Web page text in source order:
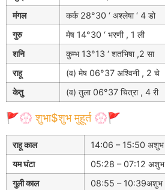
मंगल
कर्क 28°30 ‘ अश्लेषा ‘ 4 डो
गुरु
मेष 14°30 ‘ भरणी , 1 ली
शनि
कुम्भ 13°13 ‘ शतभिषा ,2 सा
राहू
(व) मेष 06°37 अश्विनी , 2 चे
केतु
(व) तुला 06°37 चित्रा , 4 री
🚩💮 शुभा$शुभ मुहूर्त 💮🚩
राहू काल
14:06 – 15:50 अशुभ
यम घंटा
05:28 – 07:12 अशुभ
गुली काल
08:55 – 10:39अशुभ